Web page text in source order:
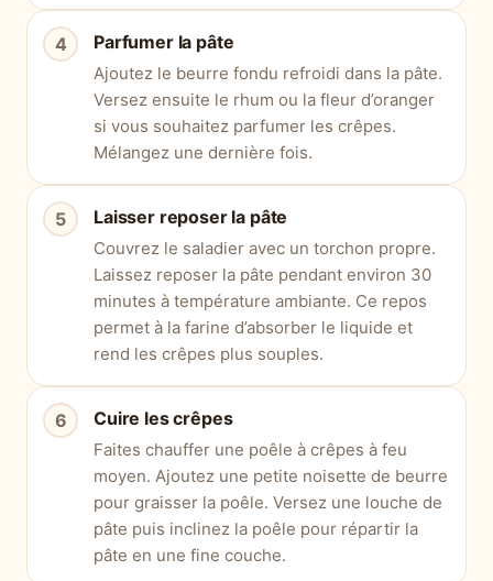
Parfumer la pâte
Ajoutez le beurre fondu refroidi dans la pâte.
Versez ensuite le rhum ou la fleur d’oranger
si vous souhaitez parfumer les crêpes.
Mélangez une dernière fois.
Laisser reposer la pâte
Couvrez le saladier avec un torchon propre.
Laissez reposer la pâte pendant environ 30
minutes à température ambiante. Ce repos
permet à la farine d’absorber le liquide et
rend les crêpes plus souples.
Cuire les crêpes
Faites chauffer une poêle à crêpes à feu
moyen. Ajoutez une petite noisette de beurre
pour graisser la poêle. Versez une louche de
pâte puis inclinez la poêle pour répartir la
pâte en une fine couche.